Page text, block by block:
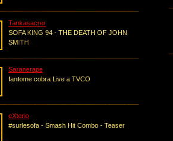
Tankasacrer
SOFA KING 94 - THE DEATH OF JOHN
SMITH
Saranerape
fantome cobra Live a TVCO
eXterio
#surlesofa - Smash Hit Combo - Teaser